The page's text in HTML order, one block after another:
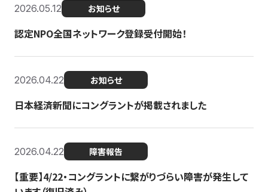
2026.05.12 お知らせ
認定NPO全国ネットワーク登録受付開始！
2026.04.22 お知らせ
日本経済新聞にコングラントが掲載されました
2026.04.22 障害報告
【重要】4/22・コングラントに繋がりづらい障害が発生して